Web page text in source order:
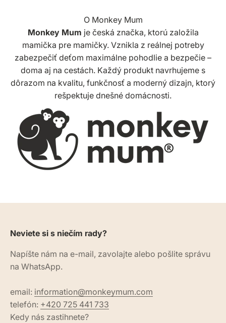
O Monkey Mum
Monkey Mum je česká značka, ktorú založila
mamička pre mamičky. Vznikla z reálnej potreby
zabezpečiť deťom maximálne pohodlie a bezpečie –
doma aj na cestách. Každý produkt navrhujeme s
dôrazom na kvalitu, funkčnosť a moderný dizajn, ktorý
rešpektuje dnešné domácnosti.
Neviete si s niečím rady?
Napíšte nám na e-mail, zavolajte alebo pošlite správu
na WhatsApp.
email: information@monkeymum.com
telefón: +420 725 441 733
Kedy nás zastihnete?